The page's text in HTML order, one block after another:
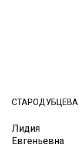
СТАРОДУБЦЕВА
Лидия
Евгеньевна